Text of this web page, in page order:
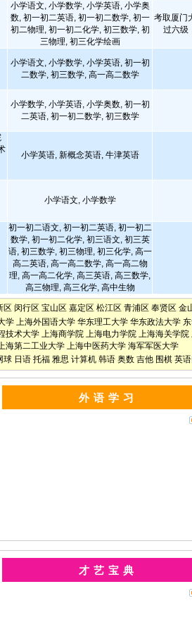
小学语文, 小学数学, 小学英语, 小学奥
数, 初一初二英语, 初一初二数学, 初一
初二物理, 初一初二化学, 初三数学, 初
三物理, 初三化学绘画
考取厦门
过六级
小学语文, 小学数学, 小学英语, 初一初
二数学, 初三数学, 高一高二数学
小学数学, 小学英语, 小学奥数, 初一初
二英语, 初一初二数学, 初三数学
小学英语, 新概念英语, 牛津英语
小学语文, 小学数学
初一初二语文, 初一初二英语, 初一初二
数学, 初一初二化学, 初三语文, 初三英
语, 初三数学, 初三物理, 初三化学, 高一
高二英语, 高一高二数学, 高一高二物
理, 高一高二化学, 高三英语, 高三数学,
高三物理, 高三化学, 高中生物
区 闵行区 宝山区 嘉定区 松江区 青浦区 奉贤区 金
学 上海外国语大学 华东理工大学 华东政法大学
技术大学 上海商学院 上海电力学院 上海海关学院
海第二工业大学 上海中医药大学 海军军医大学
球 日语 托福 雅思 计算机 韩语 奥数 吉他 围棋 英
外 语 学 习
才 艺 宝 典